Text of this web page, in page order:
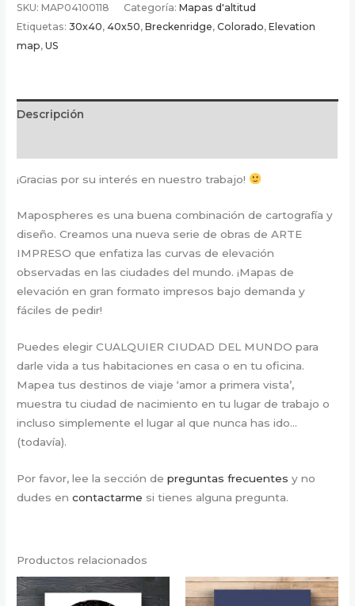
Colorado,
EEUU
|
SKU:MAP04100118 Categoría:Mapas d'altitud
Etiquetas:30x40,40x50,Breckenridge,Colorado,Elevation
map,US
Descripción
¡Gracias por su interés en nuestro trabajo!
Mapospheres es una buena combinación de cartografía y
diseño. Creamos una nueva serie de obras de ARTE
IMPRESO que enfatiza las curvas de elevación
observadas en las ciudades del mundo. ¡Mapas de
elevación en gran formato impresos bajo demanda y
fáciles de pedir!
Puedes elegir CUALQUIER CIUDAD DEL MUNDO para
darle vida a tus habitaciones en casa o en tu oficina.
Mapea tus destinos de viaje ‘amor a primera vista’,
muestra tu ciudad de nacimiento en tu lugar de trabajo o
incluso simplemente el lugar al que nunca has ido…
(todavía).
Por favor, lee la sección depreguntas frecuentes y no
dudes encontactarme si tienes alguna pregunta.
Productos relacionados